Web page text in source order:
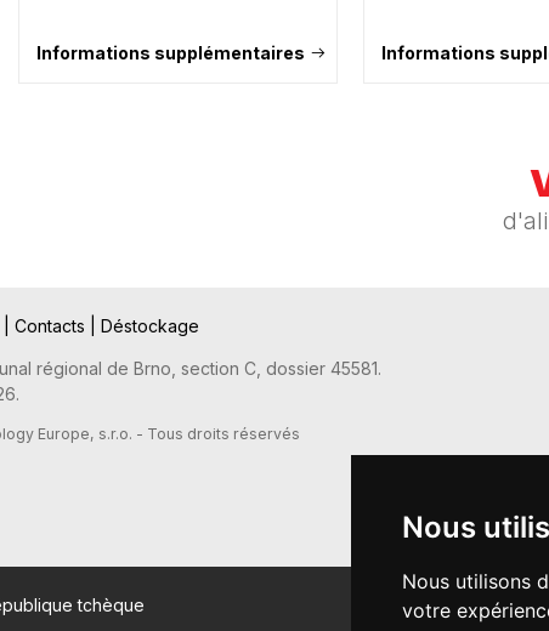
Nous
Nous utilisons
votre
Informations supplémentaires Informations
Contacts Déstockage
régional de Brno, section C, dossier 45581.
Europe, s.r.o. - Tous droits réservés
tchèque